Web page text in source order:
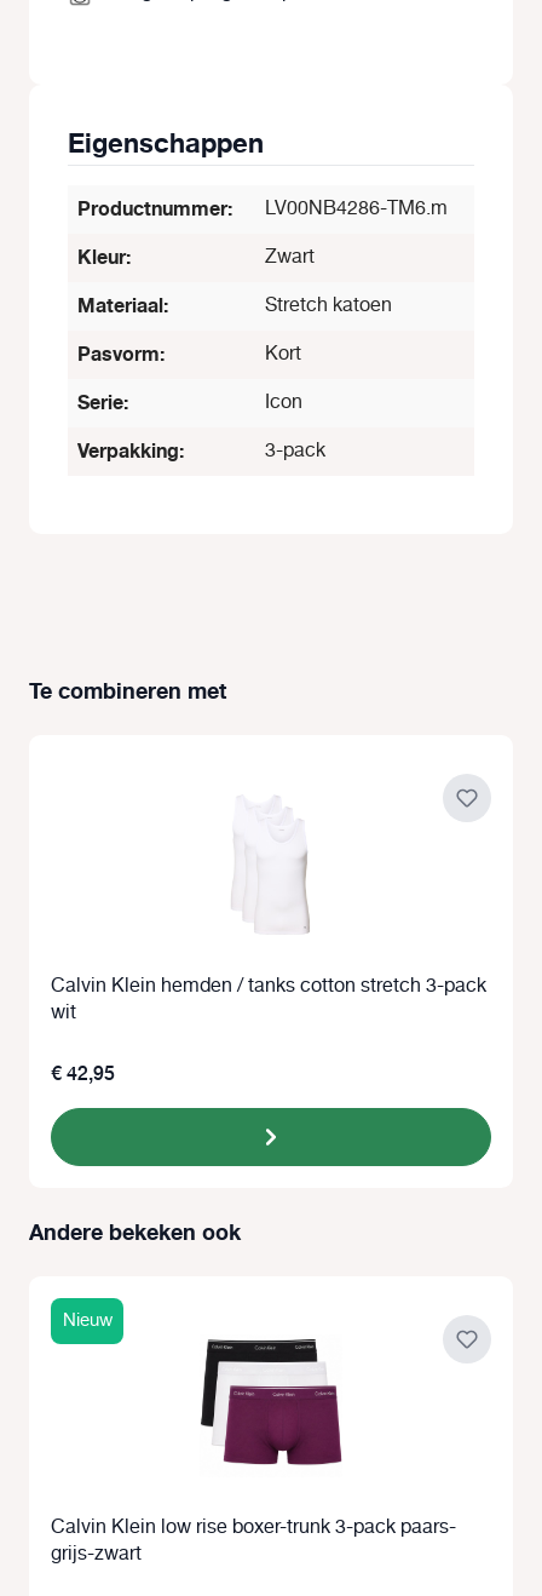
Eigenschappen
Productnummer: LV00NB4286-TM6.m
Kleur: Zwart
Materiaal: Stretch katoen
Pasvorm: Kort
Serie: Icon
Verpakking: 3-pack
Productgalerij overslaan
Te combineren met
Calvin Klein hemden / tanks cotton stretch 3-pack
wit
€ 42,95
Productgalerij overslaan
Andere bekeken ook
Nieuw
Calvin Klein low rise boxer-trunk 3-pack paars-
grijs-zwart